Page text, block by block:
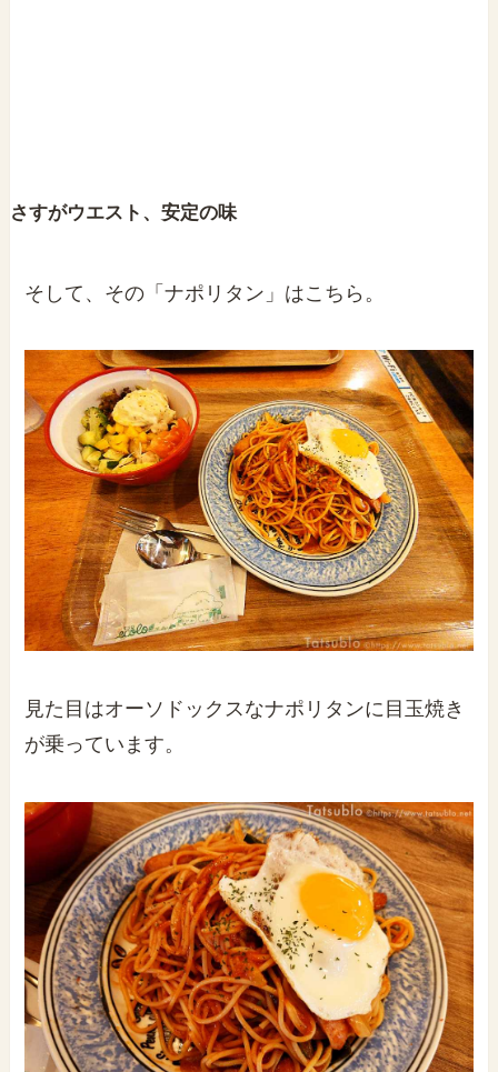
さすがウエスト、安定の味
そして、その「ナポリタン」はこちら。
見た目はオーソドックスなナポリタンに目玉焼き
が乗っています。